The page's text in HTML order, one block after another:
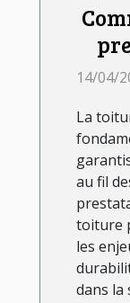
14/04/
La
au fil
toiture
les
dans la